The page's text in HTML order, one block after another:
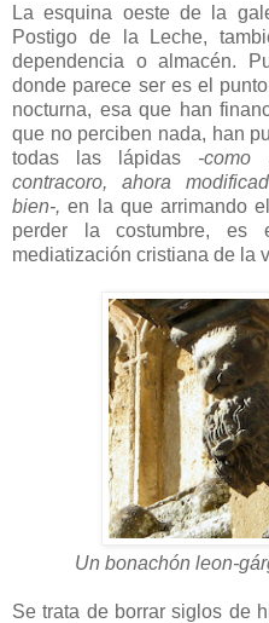
La esquina oeste de la
Postigo de la Leche,
dependencia o almacén.
donde parece ser es el
nocturna, esa que han
que no perciben nada, han
todas las lápidas -
contracoro, ahora
bien-, en la que arrimando
perder la costumbre,
mediatización cristiana de la
Un bonachón leon-
Se trata de borrar siglos de